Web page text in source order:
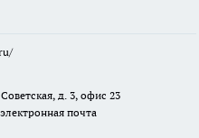
д. 3, офис 23
почта